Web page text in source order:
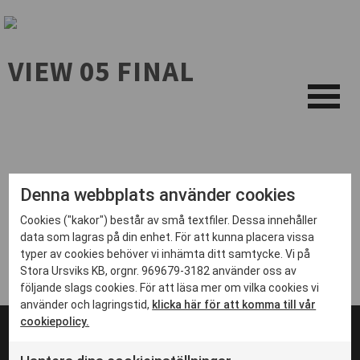
VIEW 05 FINAL
Denna webbplats använder cookies
Cookies ("kakor") består av små textfiler. Dessa innehåller
data som lagras på din enhet. För att kunna placera vissa
typer av cookies behöver vi inhämta ditt samtycke. Vi på
Stora Ursviks KB, orgnr. 969679-3182 använder oss av
följande slags cookies. För att läsa mer om vilka cookies vi
använder och lagringstid, klicka här för att komma till vår
cookiepolicy.